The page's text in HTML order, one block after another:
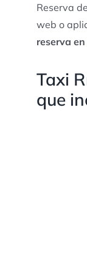
Reserva
web o
reserva
Taxi
que